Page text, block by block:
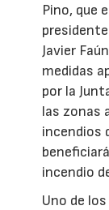
Pino, que
Javier
medidas
por la
las zonas
incendios
incendio
Uno de